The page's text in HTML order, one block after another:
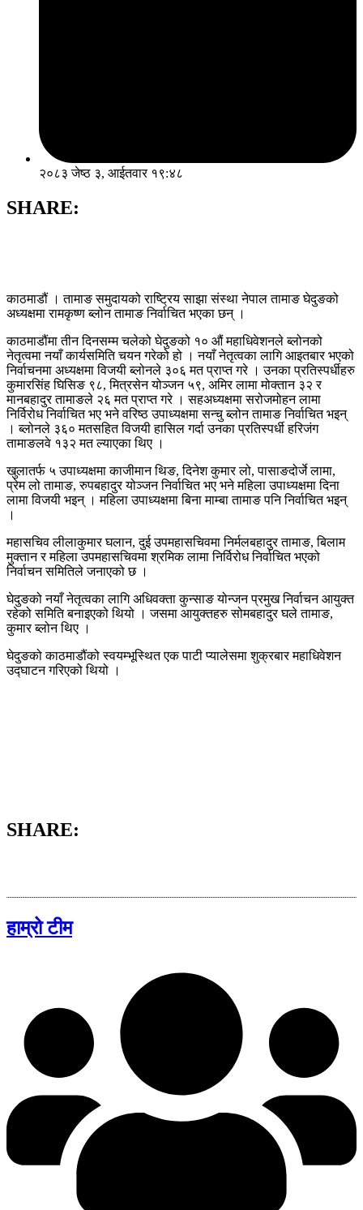
२०८३ जेष्ठ ३, आईतवार १९:४८
SHARE:
काठमाडौं । तामाङ समुदायको राष्ट्रिय साझा संस्था नेपाल तामाङ घेदुङको
अध्यक्षमा रामकृष्ण ब्लोन तामाङ निर्वाचित भएका छन् ।
काठमाडौंमा तीन दिनसम्म चलेको घेदुङको १० औं महाधिवेशनले ब्लोनको
नेतृत्वमा नयाँ कार्यसमिति चयन गरेको हो । नयाँ नेतृत्वका लागि आइतबार भएको
निर्वाचनमा अध्यक्षमा विजयी ब्लोनले ३०६ मत प्राप्त गरे । उनका प्रतिस्पर्धीहरु
कुमारसिंह घिसिङ ९८, मित्रसेन योञ्जन ५९, अमिर लामा मोक्तान ३२ र
मानबहादुर तामाङले २६ मत प्राप्त गरे । सहअध्यक्षमा सरोजमोहन लामा
निर्विरोध निर्वाचित भए भने वरिष्ठ उपाध्यक्षमा सन्चु ब्लोन तामाङ निर्वाचित भइन्
। ब्लोनले ३६० मतसहित विजयी हासिल गर्दा उनका प्रतिस्पर्धी हरिजंग
तामाङलवे १३२ मत ल्याएका थिए ।
खुलातर्फ ५ उपाध्यक्षमा काजीमान थिङ, दिनेश कुमार लो, पासाङदोर्जे लामा,
प्रेम लो तामाङ, रुपबहादुर योञ्जन निर्वाचित भए भने महिला उपाध्यक्षमा दिना
लामा विजयी भइन् । महिला उपाध्यक्षमा बिना माम्बा तामाङ पनि निर्वाचित भइन्
।
महासचिव लीलाकुमार घलान, दुई उपमहासचिवमा निर्मलबहादुर तामाङ, बिलाम
मुक्तान र महिला उपमहासचिवमा श्रमिक लामा निर्विरोध निर्वाचित भएको
निर्वाचन समितिले जनाएको छ ।
घेदुङको नयाँ नेतृत्वका लागि अधिवक्ता कुन्साङ योन्जन प्रमुख निर्वाचन आयुक्त
रहेको समिति बनाइएको थियो । जसमा आयुक्तहरु सोमबहादुर घले तामाङ,
कुमार ब्लोन थिए ।
घेदुङको काठमाडौंको स्वयम्भूस्थित एक पाटी प्यालेसमा शुक्रबार महाधिवेशन
उद्घाटन गरिएको थियो ।
SHARE:
हाम्रो टीम